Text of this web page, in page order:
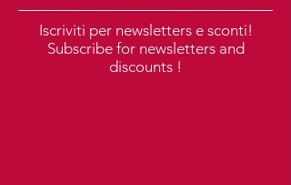
Iscriviti per newsletters e sconti!
Subscribe for newsletters and
discounts !